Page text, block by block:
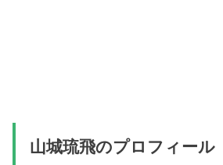
山城琉飛のプロフィール